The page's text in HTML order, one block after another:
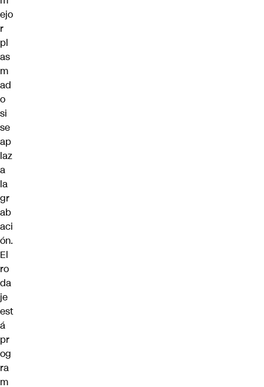
ejo
r
pl
as
m
ad
o
si
se
ap
laz
a
la
gr
ab
aci
ón.
El
ro
da
je
est
á
pr
og
ra
m